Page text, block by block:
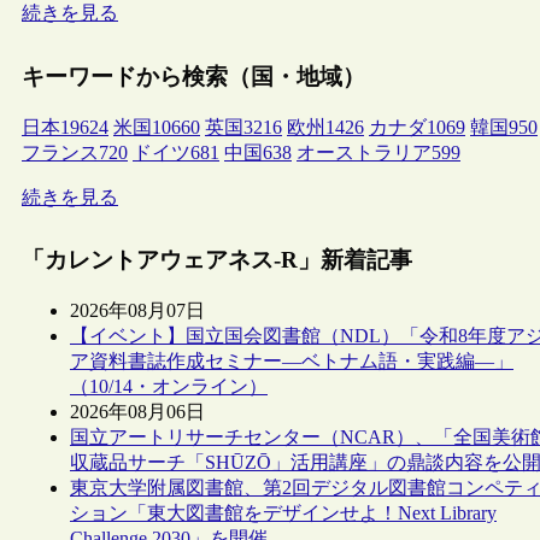
続きを見る
キーワードから検索（国・地域）
日本19624 米国 10660 英国3216 欧州 1426 カナダ1069 韓国950
フランス720 ドイツ681 中国638 オーストラリア599
続きを見る
「カレントアウェアネス-R」新着記事
2026年08月07日
【イベント】国立国会図書館（NDL）「令和8年度ア
ア資料書誌作成セミナー―ベトナム語・実践編―」
（10/14・オンライン）
2026年08月06日
国立アートリサーチセンター（NCAR）、「全国美術
収蔵品サーチ「SHŪZŌ」活用講座」の鼎談内容を公開
東京大学附属図書館、第2回デジタル図書館コンペティ
ション「東大図書館をデザインせよ！Next Library